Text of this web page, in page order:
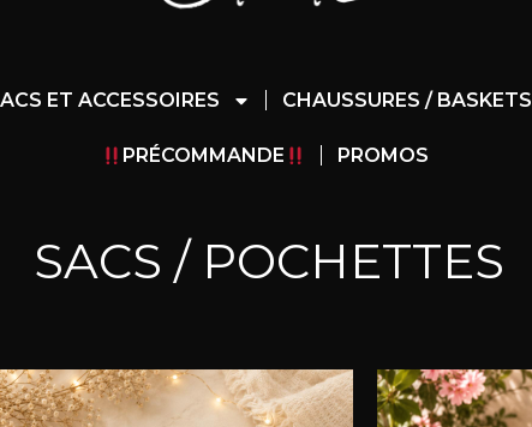
ET ACCESSOIRES CHAUSSURES / BASKETS
PRÉCOMMANDE PROMOS
SACS / POCHETTES